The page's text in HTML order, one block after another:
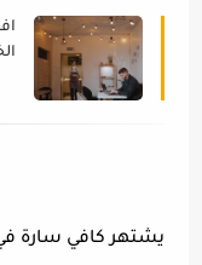
يشتهر كافي سارة